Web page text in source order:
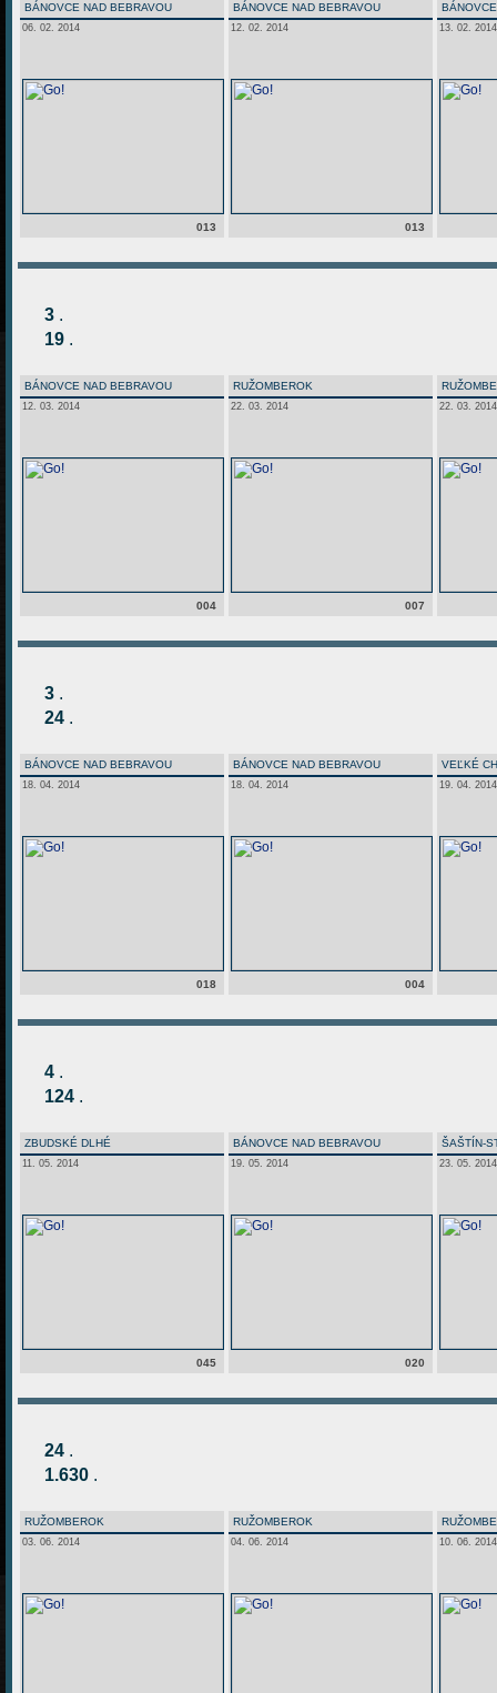
BÁNOVCE NAD BEBRAVOU
06. 02. 2014
013
BÁNOVCE NAD BEBRAVOU
12. 02. 2014
013
13. 02. 2014
3 .
19 .
BÁNOVCE NAD BEBRAVOU
12. 03. 2014
004
RUŽOMBEROK
22. 03. 2014
007
22. 03. 2014
3 .
24 .
BÁNOVCE NAD BEBRAVOU
18. 04. 2014
018
BÁNOVCE NAD BEBRAVOU
18. 04. 2014
004
VEĽKÉ
19. 04. 2014
4 .
124 .
ZBUDSKÉ DLHÉ
11. 05. 2014
045
BÁNOVCE NAD BEBRAVOU
19. 05. 2014
020
ŠAŠTÍN-
23. 05. 2014
24 .
1.630 .
RUŽOMBEROK
03. 06. 2014
RUŽOMBEROK
04. 06. 2014 10. 06. 2014